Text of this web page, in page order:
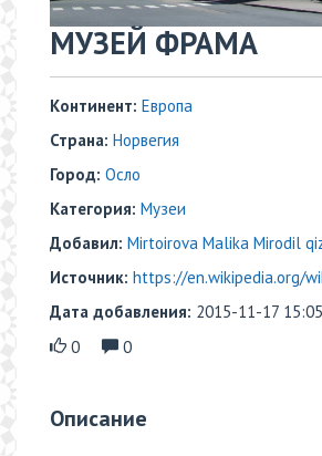
МУЗЕЙ ФРАМА
Континент: Европа
Страна: Норвегия
Город: Осло
Категория: Музеи
Добавил: Mirtoirova Malika Mirodil
Источник: https://en.wikipedia.org/
Дата добавления: 2015-11-17
0
0
Описание